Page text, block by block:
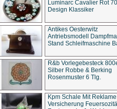
Luminarc Cavalier Rot
Design Klassiker
Antikes Oesterwitz
Antriebsmodell
Stand Schleifmaschine
R&b Vorlegebesteck
Silber Robbe & Berking
Rosenmuster 6 Tlg.
Kpm Schale Mit Reklame
Versicherung